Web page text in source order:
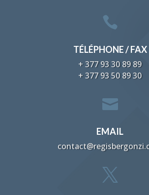

TÉLÉPHONE / FAX
+ 377 93 30 89 89
+ 377 93 50 89 30

EMAIL
